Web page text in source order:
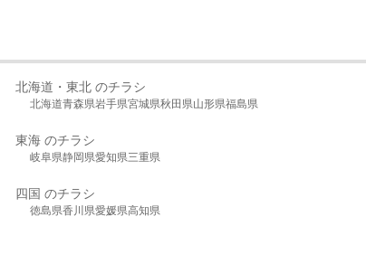
北海道・東北 のチラシ
北海道青森県岩手県宮城県秋田県山形県福島県
東海 のチラシ
岐阜県静岡県愛知県三重県
四国 のチラシ
徳島県香川県愛媛県高知県